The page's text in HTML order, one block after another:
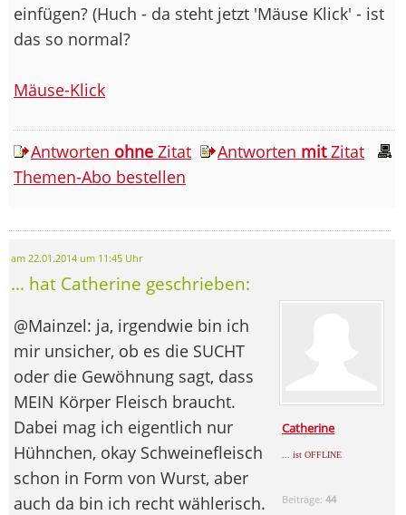
einfügen? (Huch - da steht jetzt 'Mäuse Klick' - ist
das so normal?
Mäuse-Klick
Antworten ohne Zitat Antworten mitZitat
Themen-Abo bestellen
am 22.01.2014 um 11:45 Uhr
... hat Catherine geschrieben:
Catherine
... ist OFFLINE
Beiträge:44
@Mainzel: ja, irgendwie bin ich
mir unsicher, ob es die SUCHT
oder die Gewöhnung sagt, dass
MEIN Körper Fleisch braucht.
Dabei mag ich eigentlich nur
Hühnchen, okay Schweinefleisch
schon in Form von Wurst, aber
auch da bin ich recht wählerisch.